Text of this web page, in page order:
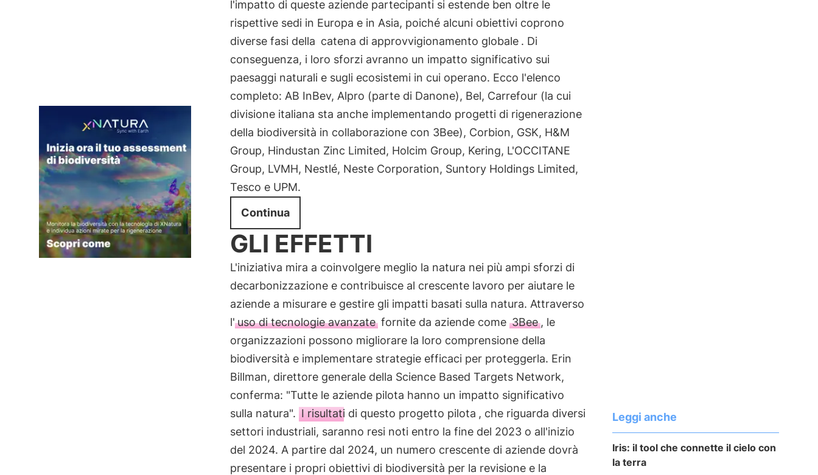
l'impatto di queste aziende partecipanti si estende ben oltre le
rispettive sedi in Europa e in Asia, poiché alcuni obiettivi coprono
diverse fasi della catena di approvvigionamento globale . Di
conseguenza, i loro sforzi avranno un impatto significativo sui
paesaggi naturali e sugli ecosistemi in cui operano. Ecco l'elenco
completo: AB InBev, Alpro (parte di Danone), Bel, Carrefour (la cui
divisione italiana sta anche implementando progetti di rigenerazione
della biodiversità in collaborazione con 3Bee), Corbion, GSK, H&M
Group, Hindustan Zinc Limited, Holcim Group, Kering, L'OCCITANE
Group, LVMH, Nestlé, Neste Corporation, Suntory Holdings Limited,
Tesco e UPM.
Continua
GLI EFFETTI
L'iniziativa mira a coinvolgere meglio la natura nei più ampi sforzi di
decarbonizzazione e contribuisce al crescente lavoro per aiutare le
aziende a misurare e gestire gli impatti basati sulla natura. Attraverso
l' uso di tecnologie avanzatefornite da aziende come 3Bee, le
organizzazioni possono migliorare la loro comprensione della
biodiversità e implementare strategie efficaci per proteggerla. Erin
Billman, direttore generale della Science Based Targets Network,
conferma: "Tutte le aziende pilota hanno un impatto significativo
sulla natura". I risultati di questo progetto pilota , che riguarda diversi
settori industriali, saranno resi noti entro la fine del 2023 o all'inizio
del 2024. A partire dal 2024, un numero crescente di aziende dovrà
presentare i propri obiettivi di biodiversità per la revisione e la
Leggi anche
Iris: il tool che connette il cielo con
la terra